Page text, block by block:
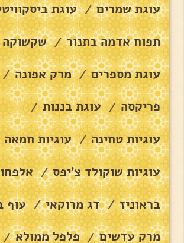
עוגת שמרים / עוגת
תפוח אדמה בתנור / שקשוקה
עוגת מספרים / מרק אפונה /
פריקסה / עוגת בננות /
עוגיות טחינה / עוגיות חמאה
עוגיות שוקולד צ׳יפס /
בראוניז / דג מרוקאי / עוף
מרק עדשים / פלפל ממולא /